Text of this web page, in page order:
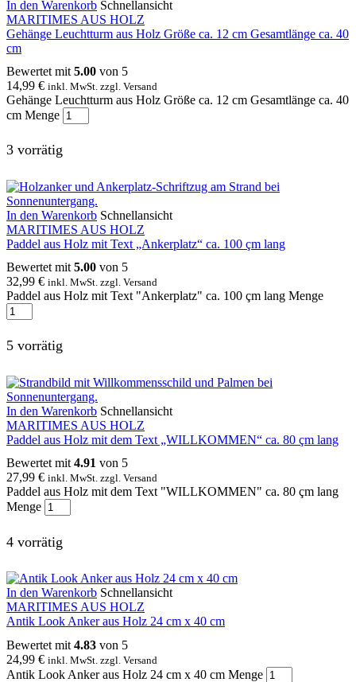
In den Warenkorb Schnellansicht
MARITIMES AUS HOLZ
Gehänge Leuchtturm aus Holz Größe ca. 12 cm Gesamtlänge ca. 40
cm
Bewertet mit 5.00 von 5
14,99 € inkl. MwSt. zzgl. Versand
Gehänge Leuchtturm aus Holz Größe ca. 12 cm Gesamtlänge ca. 40
cm Menge
3 vorrätig
In den Warenkorb Schnellansicht
MARITIMES AUS HOLZ
Paddel aus Holz mit Text „Ankerplatz“ ca. 100 çm lang
Bewertet mit 5.00 von 5
32,99 € inkl. MwSt. zzgl. Versand
Paddel aus Holz mit Text "Ankerplatz" ca. 100 çm lang Menge
5 vorrätig
In den Warenkorb Schnellansicht
MARITIMES AUS HOLZ
Paddel aus Holz mit dem Text „WILLKOMMEN“ ca. 80 çm lang
Bewertet mit 4.91 von 5
27,99 € inkl. MwSt. zzgl. Versand
Paddel aus Holz mit dem Text "WILLKOMMEN" ca. 80 çm lang
Menge
4 vorrätig
In den Warenkorb Schnellansicht
MARITIMES AUS HOLZ
Antik Look Anker aus Holz 24 cm x 40 cm
Bewertet mit 4.83 von 5
24,99 € inkl. MwSt. zzgl. Versand
Antik Look Anker aus Holz 24 cm x 40 cm Menge